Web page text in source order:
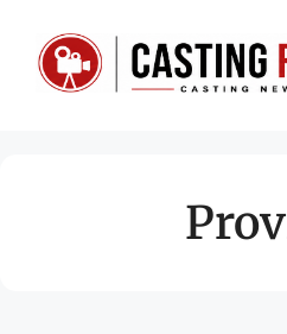
contenuto